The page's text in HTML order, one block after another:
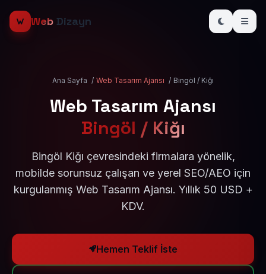
Web Dizayn
Ana Sayfa / Web Tasarım Ajansı / Bingöl / Kiğı
Web Tasarım Ajansı
Bingöl / Kiğı
Bingöl Kiğı çevresindeki firmalara yönelik,
mobilde sorunsuz çalışan ve yerel SEO/AEO için
kurgulanmış Web Tasarım Ajansı. Yıllık 50 USD +
KDV.
Hemen Teklif İste